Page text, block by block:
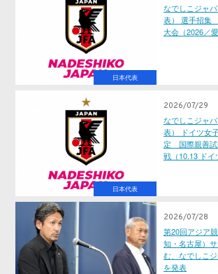
日本代表
なでしこジャ
表） 選手招集
大会（2026／
日本代表
2026/07/29
なでしこジャ
表） ドイツ女
定 国際親善試
戦（10.13 ドイ
2026/07/28
第20回アジア
知・名古屋）
む、なでしこ
を発表